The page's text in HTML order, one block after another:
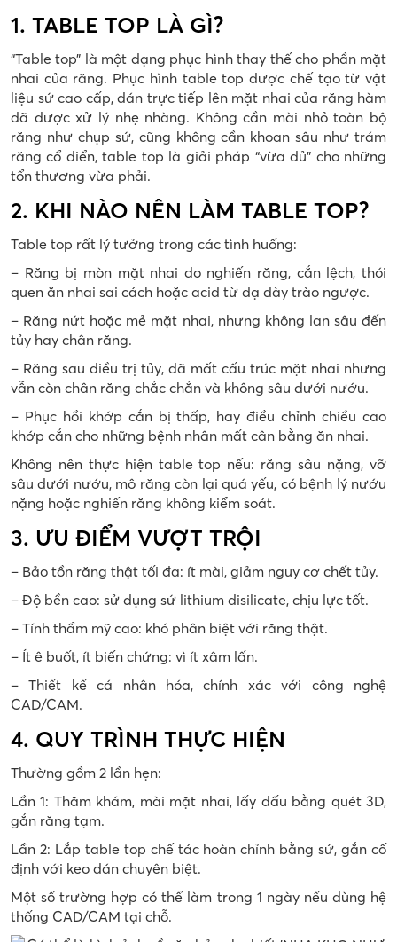
1. TABLE TOP LÀ GÌ?
“Table top” là một dạng phục hình thay thế cho phần mặt
nhai của răng. Phục hình table top được chế tạo từ vật
liệu sứ cao cấp, dán trực tiếp lên mặt nhai của răng hàm
đã được xử lý nhẹ nhàng. Không cần mài nhỏ toàn bộ
răng như chụp sứ, cũng không cần khoan sâu như trám
răng cổ điển, table top là giải pháp “vừa đủ” cho những
tổn thương vừa phải.
2. KHI NÀO NÊN LÀM TABLE TOP?
Table top rất lý tưởng trong các tình huống:
– Răng bị mòn mặt nhai do nghiến răng, cắn lệch, thói
quen ăn nhai sai cách hoặc acid từ dạ dày trào ngược.
– Răng nứt hoặc mẻ mặt nhai, nhưng không lan sâu đến
tủy hay chân răng.
– Răng sau điều trị tủy, đã mất cấu trúc mặt nhai nhưng
vẫn còn chân răng chắc chắn và không sâu dưới nướu.
– Phục hồi khớp cắn bị thấp, hay điều chỉnh chiều cao
khớp cắn cho những bệnh nhân mất cân bằng ăn nhai.
Không nên thực hiện table top nếu: răng sâu nặng, vỡ
sâu dưới nướu, mô răng còn lại quá yếu, có bệnh lý nướu
nặng hoặc nghiến răng không kiểm soát.
3. ƯU ĐIỂM VƯỢT TRỘI
– Bảo tồn răng thật tối đa: ít mài, giảm nguy cơ chết tủy.
– Độ bền cao: sử dụng sứ lithium disilicate, chịu lực tốt.
– Tính thẩm mỹ cao: khó phân biệt với răng thật.
– Ít ê buốt, ít biến chứng: vì ít xâm lấn.
– Thiết kế cá nhân hóa, chính xác với công nghệ
CAD/CAM.
4. QUY TRÌNH THỰC HIỆN
Thường gồm 2 lần hẹn:
Lần 1: Thăm khám, mài mặt nhai, lấy dấu bằng quét 3D,
gắn răng tạm.
Lần 2: Lắp table top chế tác hoàn chỉnh bằng sứ, gắn cố
định với keo dán chuyên biệt.
Một số trường hợp có thể làm trong 1 ngày nếu dùng hệ
thống CAD/CAM tại chỗ.